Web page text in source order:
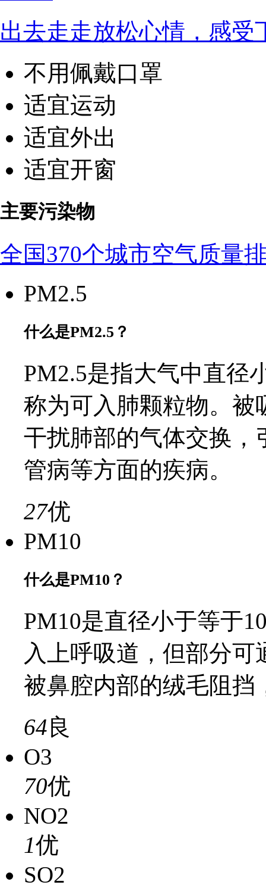
出去走走放松心情，感受
不用佩戴口罩
适宜运动
适宜外出
适宜开窗
主要污染物
全国370个城市空气质量
PM2.5
什么是PM2.5？
PM2.5是指大气中直径
称为可入肺颗粒物。被
干扰肺部的气体交换，
管病等方面的疾病。
27优
PM10
什么是PM10？
PM10是直径小于等于
入上呼吸道，但部分
被鼻腔内部的绒毛阻挡
64良
O3
70优
NO2
1优
SO2